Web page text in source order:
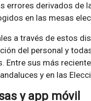
errores derivados de
en las mesas
a través de estos
del personal y
Entre sus más
y en las
y app móvil